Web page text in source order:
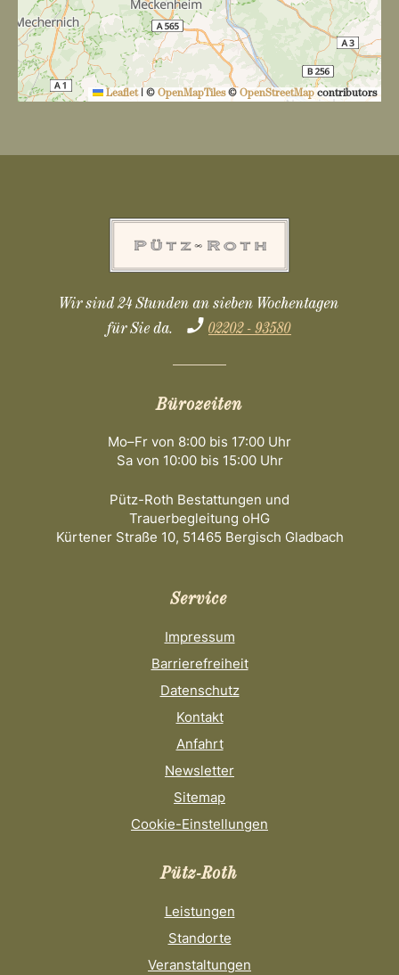
Leaflet | © OpenMapTiles© OpenStreetMap contributors
Wir sind 24 Stunden an sieben Wochentagen
für Sie da.
02202 - 93580
Bürozeiten
Mo–Fr von 8:00 bis 17:00 Uhr
Sa von 10:00 bis 15:00 Uhr
Pütz-Roth Bestattungen und
Trauerbegleitung oHG
Kürtener Straße 10, 51465 Bergisch Gladbach
Service
Impressum
Barrierefreiheit
Datenschutz
Kontakt
Anfahrt
Newsletter
Sitemap
Cookie-Einstellungen
Pütz-Roth
Leistungen
Standorte
Veranstaltungen